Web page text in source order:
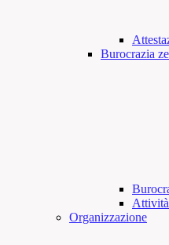
Burocrazia
Organizzazione